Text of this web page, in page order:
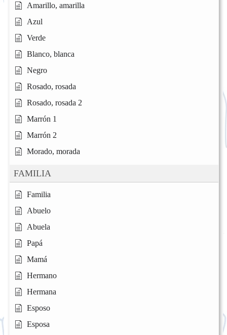
Amarillo, amarilla
Azul
Verde
Blanco, blanca
Negro
Rosado, rosada
Rosado, rosada 2
Marrón 1
Marrón 2
Morado, morada
FAMILIA
Familia
Abuelo
Abuela
Papá
Mamá
Hermano
Hermana
Esposo
Esposa